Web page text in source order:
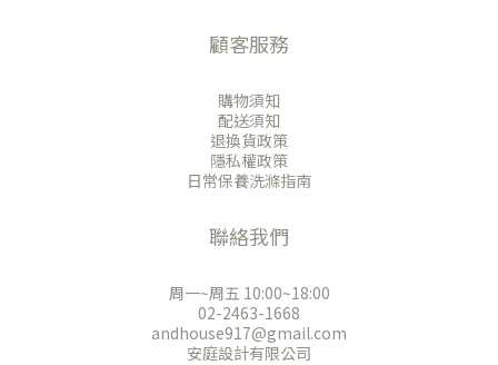
顧客服務
購物須知
配送須知
退換貨政策
隱私權政策
日常保養洗滌指南
聯絡我們
周一~周五 10:00~18:00
02-2463-1668
andhouse917@gmail.com
安庭設計有限公司